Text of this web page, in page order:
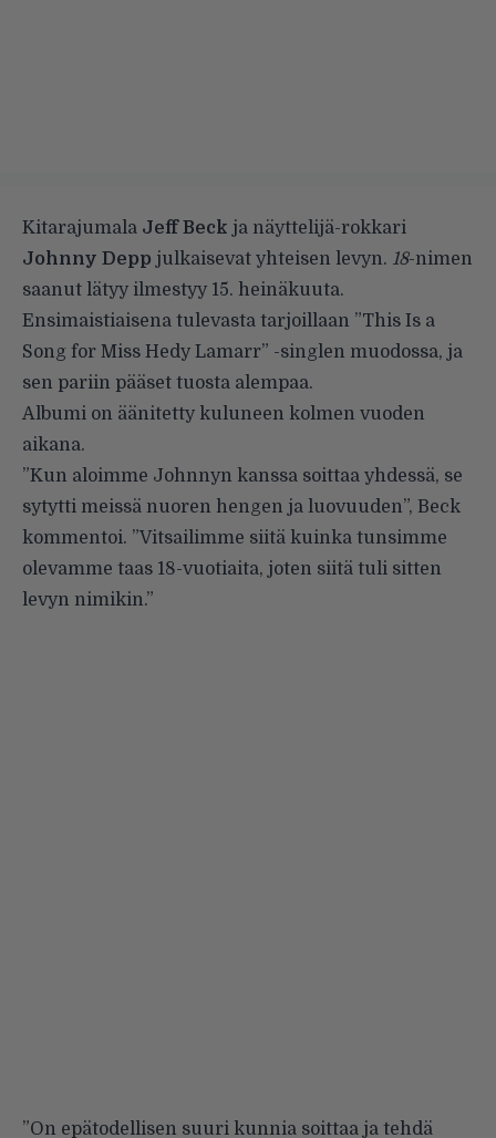
Kitarajumala Jeff Beck ja näyttelijä-rokkari
Johnny Depp julkaisevat yhteisen levyn. 18-nimen
saanut lätyy ilmestyy 15. heinäkuuta.
Ensimaistiaisena tulevasta tarjoillaan ”This Is a
Song for Miss Hedy Lamarr” -singlen muodossa, ja
sen pariin pääset tuosta alempaa.
Albumi on äänitetty kuluneen kolmen vuoden
aikana.
”Kun aloimme Johnnyn kanssa soittaa yhdessä, se
sytytti meissä nuoren hengen ja luovuuden”, Beck
kommentoi. ”Vitsailimme siitä kuinka tunsimme
olevamme taas 18-vuotiaita, joten siitä tuli sitten
levyn nimikin.”
”On epätodellisen suuri kunnia soittaa ja tehdä